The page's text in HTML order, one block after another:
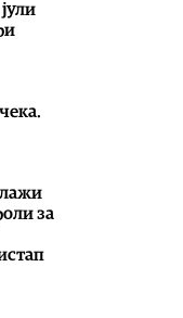
за